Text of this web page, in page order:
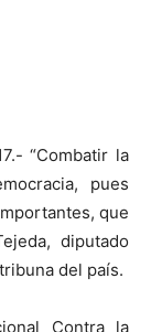
“Combatir la
pues
que
diputado
del país.
Contra la